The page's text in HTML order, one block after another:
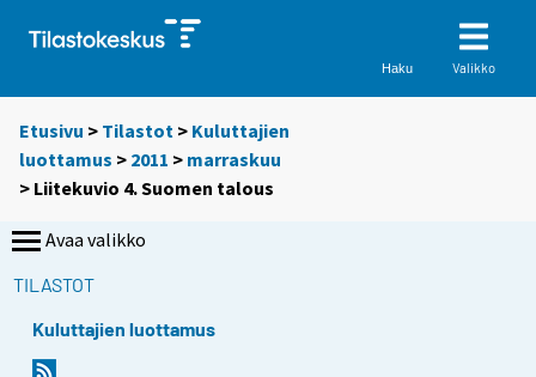
Haku Valikko
Etusivu > Tilastot > Kuluttajien
luottamus > 2011 > marraskuu
> Liitekuvio 4. Suomen talous
Avaa valikko
TILASTOT
Kuluttajien luottamus